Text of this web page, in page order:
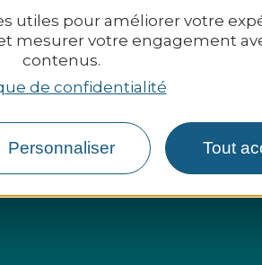
utiles pour améliorer votre
mesurer votre engagement
contenus.
de confidentialité
Personnaliser Tout
Nos brochures